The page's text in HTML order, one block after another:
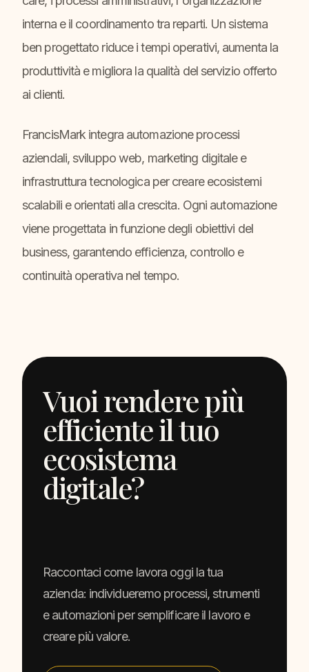
interna e il coordinamento tra reparti. Un sistema
ben progettato riduce i tempi operativi, aumenta la
produttività e migliora la qualità del servizio offerto
ai clienti.
FrancisMark integra automazione processi
aziendali, sviluppo web, marketing digitale e
infrastruttura tecnologica per creare ecosistemi
scalabili e orientati alla crescita. Ogni automazione
viene progettata in funzione degli obiettivi del
business, garantendo efficienza, controllo e
continuità operativa nel tempo.
Vuoi rendere più
efficiente il tuo
ecosistema
digitale?
Raccontaci come lavora oggi la tua
azienda: individueremo processi, strumenti
e automazioni per semplificare il lavoro e
creare più valore.